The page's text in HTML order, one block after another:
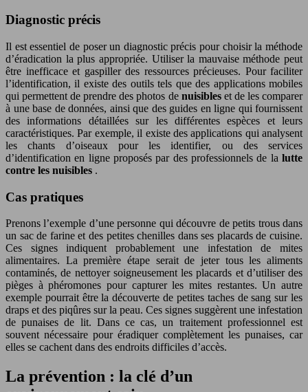
Diagnostic précis
Il est essentiel de poser un diagnostic précis pour choisir la méthode
d’éradication la plus appropriée. Utiliser la mauvaise méthode peut
être inefficace et gaspiller des ressources précieuses. Pour faciliter
l’identification, il existe des outils tels que des applications mobiles
qui permettent de prendre des photos de nuisibles et de les comparer
à une base de données, ainsi que des guides en ligne qui fournissent
des informations détaillées sur les différentes espèces et leurs
caractéristiques. Par exemple, il existe des applications qui analysent
les chants d’oiseaux pour les identifier, ou des services
d’identification en ligne proposés par des professionnels de la lutte
contre les nuisibles .
Cas pratiques
Prenons l’exemple d’une personne qui découvre de petits trous dans
un sac de farine et des petites chenilles dans ses placards de cuisine.
Ces signes indiquent probablement une infestation de mites
alimentaires. La première étape serait de jeter tous les aliments
contaminés, de nettoyer soigneusement les placards et d’utiliser des
pièges à phéromones pour capturer les mites restantes. Un autre
exemple pourrait être la découverte de petites taches de sang sur les
draps et des piqûres sur la peau. Ces signes suggèrent une infestation
de punaises de lit. Dans ce cas, un traitement professionnel est
souvent nécessaire pour éradiquer complètement les punaises, car
elles se cachent dans des endroits difficiles d’accès.
La prévention : la clé d’un